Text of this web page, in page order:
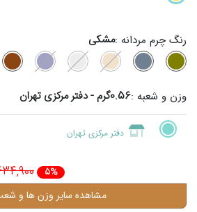
رنگ چرم مردانه :مشکی
وزن و شعبه :0.56گرم - دفتر مرکزی تهران
دفتر مرکزی تهران
5%
مشاهده سایر وزن ها و